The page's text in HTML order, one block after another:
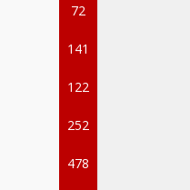
72
141
122
252
478